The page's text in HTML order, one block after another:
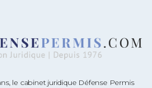
le cabinet juridique Défense Permis